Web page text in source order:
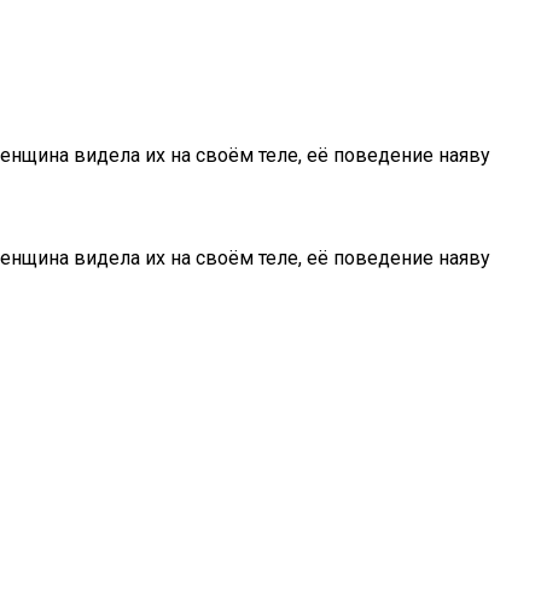
видела их на своём теле, её поведение наяву
видела их на своём теле, её поведение наяву